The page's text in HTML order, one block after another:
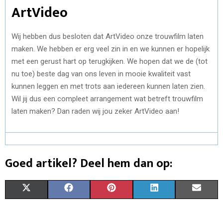
ArtVideo
Wij hebben dus besloten dat ArtVideo onze trouwfilm laten
maken. We hebben er erg veel zin in en we kunnen er hopelijk
met een gerust hart op terugkijken. We hopen dat we de (tot
nu toe) beste dag van ons leven in mooie kwaliteit vast
kunnen leggen en met trots aan iedereen kunnen laten zien.
Wil jij dus een compleet arrangement wat betreft trouwfilm
laten maken? Dan raden wij jou zeker ArtVideo aan!
Goed artikel? Deel hem dan op: